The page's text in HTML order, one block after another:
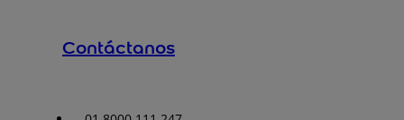
Contáctanos